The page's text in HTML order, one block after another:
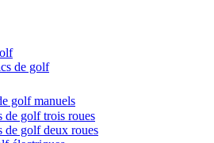
de golf
golf manuels
de golf trois roues
de golf deux roues